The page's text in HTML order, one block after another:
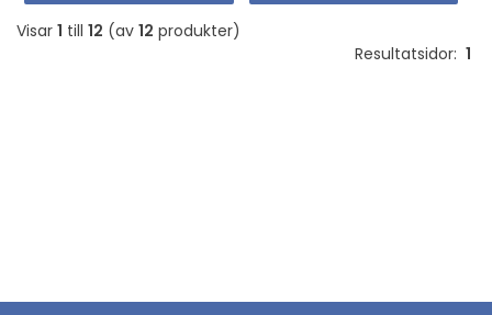
Visar 1 till 12 (av 12 produkter)
Resultatsidor: 1